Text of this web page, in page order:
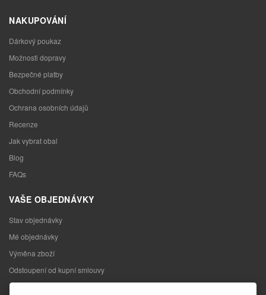
NAKUPOVÁNÍ
Dárkový poukaz
Možnosti dopravy
Bezpečné platby
Obchodní podmínky
Ochrana osobních údajů
Recenze
Jak vybrat obal
Blog
FAQs
VAŠE OBJEDNÁVKY
Stav objednávky
Mé objednávky
Výměna zboží
Odstoupení od kupní smlouvy
Reklamace